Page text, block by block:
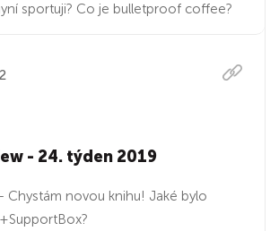
sportuji? Co je bulletproof coffee?
- 24. týden 2019
Chystám novou knihu! Jaké bylo